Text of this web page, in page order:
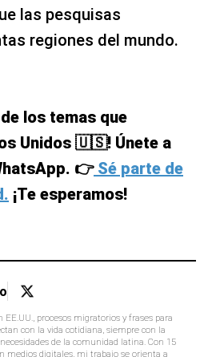
las pesquisas
regiones del mundo.
los temas que
Unidos 🇺🇸! Únete a
👉Sé parte de
¡Te esperamos!
EE.UU., procesos migratorios y frases para
con la vida cotidiana, siempre con la
de la comunidad latina. Con 15
medios digitales, mi trabajo se orienta a